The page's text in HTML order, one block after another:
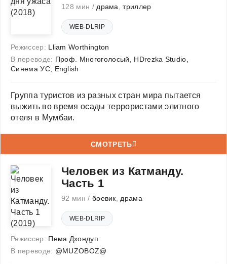
128 мин / драма ,триллер
WEB-DLRIP
Режиссер: Lliam Worthington
В переводе: Проф. Многоголосый, HDrezka Studio,
Синема УС, English
Группа туристов из разных стран мира пытается
выжить во время осады террористами элитного
отеля в Мумбаи.
СМОТРЕТЬ
Человек из Катманду.
Часть 1
92 мин / боевик драма
WEB-DLRIP
Режиссер: Пема Дхондуп
В переводе: @MUZOBOZ@